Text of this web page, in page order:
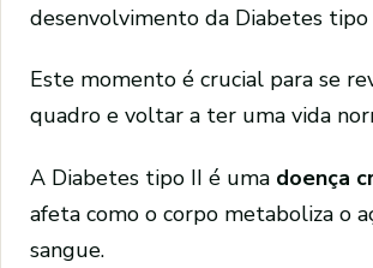
desenvolvimento da Diabetes tipo
Este momento é crucial para se
quadro e voltar a ter uma vida
A Diabetes tipo II é uma doença
afeta como o corpo metaboliza o
sangue.